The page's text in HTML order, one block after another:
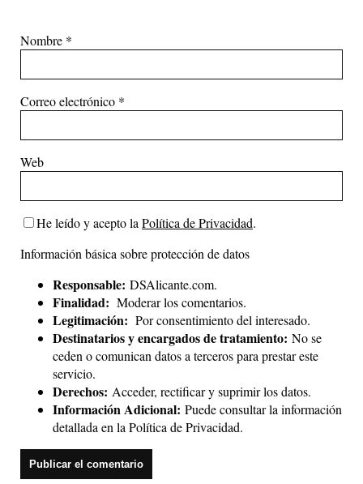
Nombre *
Correo electrónico *
Web
He leído y acepto laPolítica de Privacidad.
Información básica sobre protección de datos
Responsable: DSAlicante.com.
Finalidad: Moderar los comentarios.
Legitimación: Por consentimiento del interesado.
Destinatarios y encargados de tratamiento: No se
ceden o comunican datos a terceros para prestar este
servicio.
Derechos: Acceder, rectificar y suprimir los datos.
Información Adicional: Puede consultar la información
detallada en laPolítica de Privacidad.